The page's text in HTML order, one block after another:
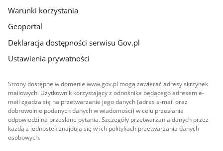
Warunki korzystania
Geoportal
Deklaracja dostępności serwisu Gov.pl
Ustawienia prywatności
Strony dostępne w domenie www.gov.pl mogą zawierać adresy skrzynek
mailowych. Użytkownik korzystający z odnośnika będącego adresem e-
mail zgadza się na przetwarzanie jego danych (adres e-mail oraz
dobrowolnie podanych danych w wiadomości) w celu przesłania
odpowiedzi na przesłane pytania. Szczegóły przetwarzania danych przez
każdą z jednostek znajdują się w ich politykach przetwarzania danych
osobowych.